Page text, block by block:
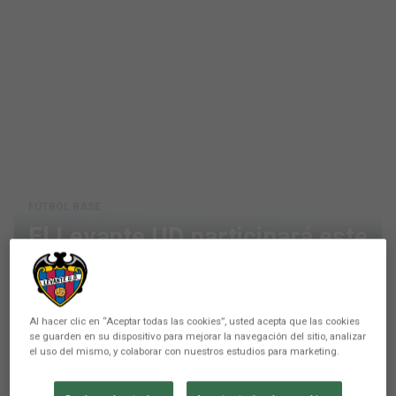
El Levante UD participará este
fin de semana en el XXXIII
Torneo Nacional Pamesa
LALIGA FC Futures
Puedes ver en directo los partidos del viernes
Al hacer clic en “Aceptar todas las cookies”, usted acepta que las cookies
se guarden en su dispositivo para mejorar la navegación del sitio, analizar
el uso del mismo, y colaborar con nuestros estudios para marketing.